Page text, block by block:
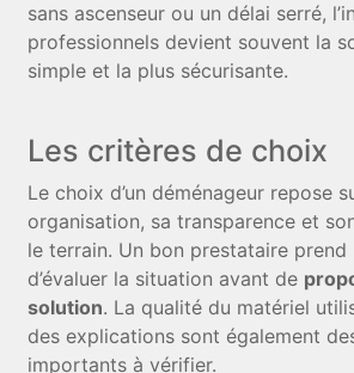
sans ascenseur ou un délai serré,
professionnels devient souvent la
simple et la plus sécurisante.
Les critères de choix
Le choix d’un déménageur repose
organisation, sa transparence et
le terrain. Un bon prestataire prend
d’évaluer la situation avant de
solution. La qualité du matériel
des explications sont également
importants à vérifier.